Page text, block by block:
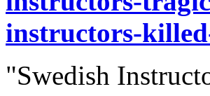
instructors-
"Swedish